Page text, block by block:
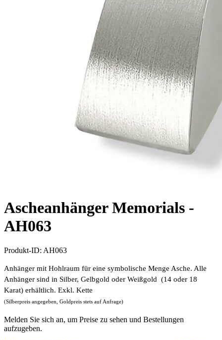
Ascheanhänger Memorials -
AH063
Produkt-ID: AH063
Anhänger mit Hohlraum für eine symbolische Menge Asche. Alle
Anhänger sind in Silber, Gelbgold oder Weißgold (14 oder 18
Karat) erhältlich. Exkl. Kette
(Silberpreis angegeben, Goldpreis stets auf Anfrage)
Melden Sie sich an, um Preise zu sehen und Bestellungen
aufzugeben.